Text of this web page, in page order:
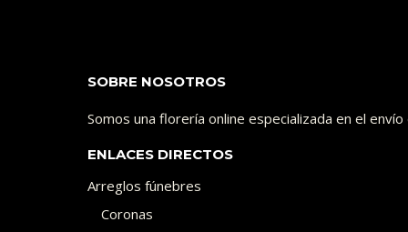
SOBRE NOSOTROS
Somos una florería online especializada en el
ENLACES DIRECTOS
Arreglos fúnebres
Coronas